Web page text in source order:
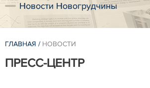
Новости Новогрудчины
ГЛАВНАЯ / НОВОСТИ
ПРЕСС-ЦЕНТР